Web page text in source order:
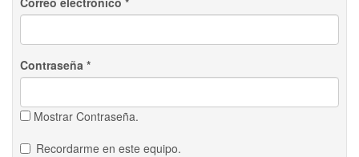
Contraseña *
Mostrar Contraseña.
Recordarme en este equipo.